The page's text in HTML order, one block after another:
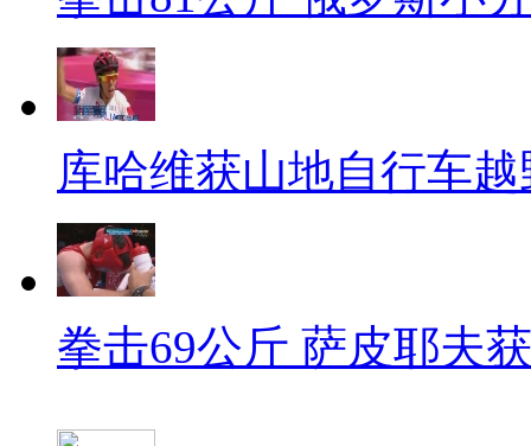
库哈维获山地自行车
拳击69公斤 萨皮耶夫